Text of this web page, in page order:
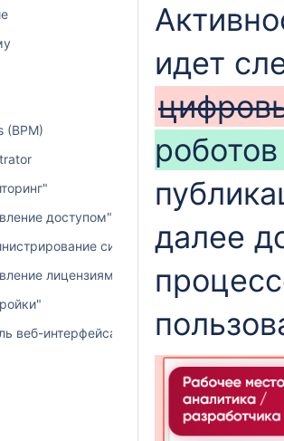
(BPM)
доступом"
системы"
лицензиями"
веб-интерфейса
идет
далее